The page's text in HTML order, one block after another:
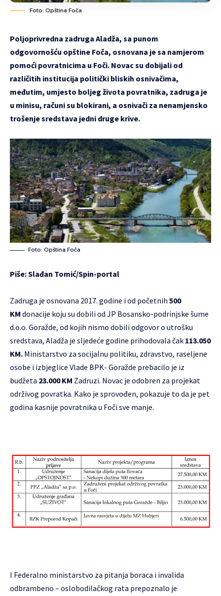
Foto: Opština Foča
Poljoprivredna zadruga Aladža, sa punom
odgovornošću opštine Foča, osnovana je sa namjerom
pomoći povratnicima u Foči. Novac su dobijali od
različitih institucija politički bliskih osnivačima,
međutim, umjesto boljeg života povratnika, zadruga je
u minisu, računi su blokirani, a osnivači za nenamjensko
trošenje sredstava jedni druge krive.
Foto: Opština Foča
Piše: Slađan Tomić/Spin-portal
Zadruga je osnovana 2017. godine i od početnih 500
KM donacije koju su dobili od JP Bosansko-podrinjske šume
d.o.o. Goražde, od kojih nismo dobili odgovor o utrošku
sredstava, Aladža je sljedeće godine prihodovala čak 113.050
KM. Ministarstvo za socijalnu politiku, zdravstvo, raseljene
osobe i izbjeglice Vlade BPK- Goražde prebacilo je iz
budžeta 23.000 KM Zadruzi. Novac je odobren za projekat
održivog povratka. Kako je sprovođen, pokazuje to da je pet
godina kasnije povratnika u Foči sve manje.
I Federalno ministarstvo za pitanja boraca i invalida
odbrambeno – oslobodilačkog rata prepoznalo je